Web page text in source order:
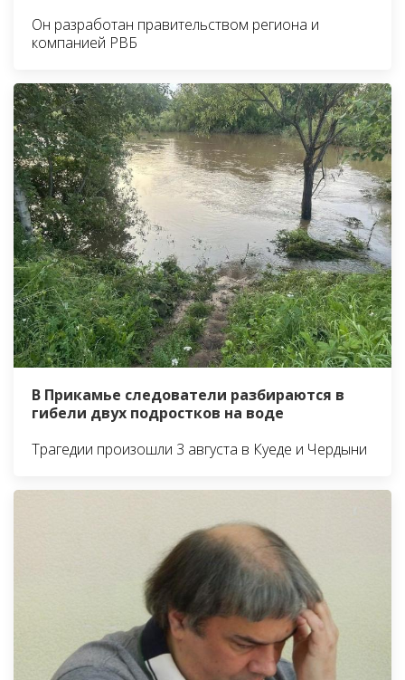
Он разработан правительством региона и
компанией РВБ
В Прикамье следователи разбираются в
гибели двух подростков на воде
Трагедии произошли 3 августа в Куеде и Чердыни